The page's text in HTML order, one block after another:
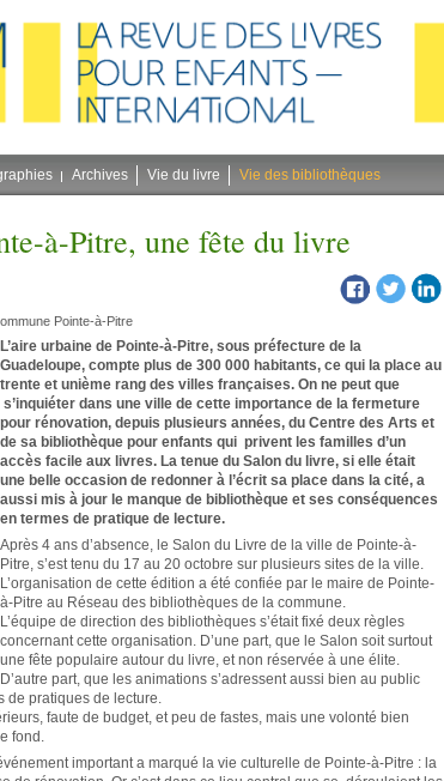
Archives Vie du livre Vie des bibliothèques
à-Pitre, une fête du livre
Pointe-à-Pitre
L’aire urbaine de Pointe-à-Pitre, sous préfecture de la
Guadeloupe, compte plus de 300 000 habitants, ce qui la place au
trente et unième rang des villes françaises. On ne peut que
s’inquiéter dans une ville de cette importance de la fermeture
pour rénovation, depuis plusieurs années, du Centre des Arts et
de sa bibliothèque pour enfants qui privent les familles d’un
accès facile aux livres. La tenue du Salon du livre, si elle était
une belle occasion de redonner à l’écrit sa place dans la cité, a
aussi mis à jour le manque de bibliothèque et ses conséquences
en termes de pratique de lecture.
Après 4 ans d’absence, le Salon du Livre de la ville de Pointe-à-
Pitre, s’est tenu du 17 au 20 octobre sur plusieurs sites de la ville.
L’organisation de cette édition a été confiée par le maire de Pointe-
à-Pitre au Réseau des bibliothèques de la commune.
L’équipe de direction des bibliothèques s’était fixé deux règles
concernant cette organisation. D’une part, que le Salon soit surtout
une fête populaire autour du livre, et non réservée à une élite.
D’autre part, que les animations s’adressent aussi bien au public
de pratiques de lecture.
faute de budget, et peu de fastes, mais une volonté bien
fond.
important a marqué la vie culturelle de Pointe-à-Pitre : la